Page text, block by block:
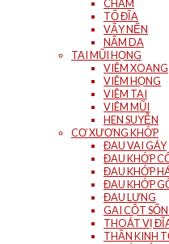
CHÀM
TỔ ĐĨA
VẨY NẾN
NẤM DA
TAI MŨI HỌNG
VIÊM XOANG
VIÊM HỌNG
VIÊM TAI
VIÊM MŨI
HEN SUYỄN
CƠ XƯƠNG KHỚP
ĐAU VAI GÁY
ĐAU KHỚP
ĐAU KHỚP
ĐAU KHỚP
ĐAU LƯNG
GAI CỘT
THOÁT VỊ
THẦN KINH